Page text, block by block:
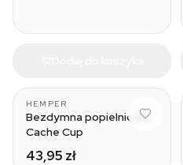
HEMPER
Bezdymna popielniczka
Cache Cup
43,95 zł